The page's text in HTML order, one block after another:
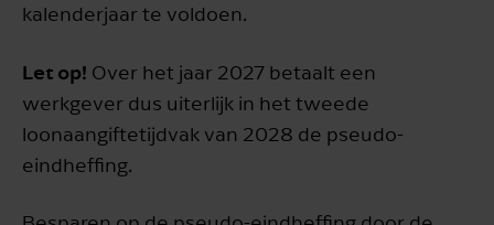
kalenderjaar te voldoen.
Let op! Over het jaar 2027 betaalt een
werkgever dus uiterlijk in het tweede
loonaangiftetijdvak van 2028 de pseudo-
eindheffing.